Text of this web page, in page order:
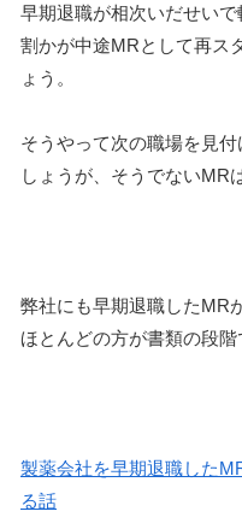
早期退職が相次いだせい
割かが中途MRとして再ス
ょう。
そうやって次の職場を見
しょうが、そうでないMR
弊社にも早期退職したMR
ほとんどの方が書類の段階
製薬会社を早期退職した
る話